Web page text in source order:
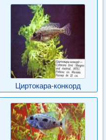
Циртокара-конкорд